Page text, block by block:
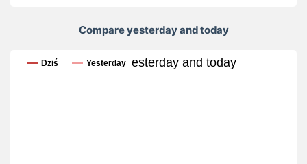
Compare yesterday and today
Compare yesterday and today
Dziś Yesterday